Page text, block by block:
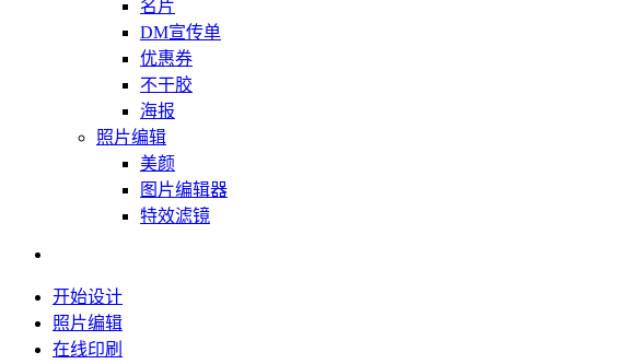
名片
DM宣传单
优惠券
不干胶
海报
照片编辑
美颜
图片编辑器
特效滤镜
开始设计
照片编辑
在线印刷